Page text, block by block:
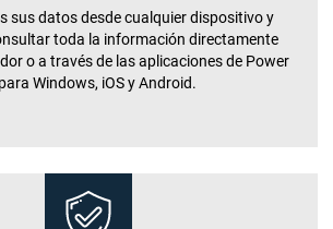
sus datos desde cualquier dispositivo y
toda la información directamente
o a través de las aplicaciones de Power
Windows, iOS y Android.